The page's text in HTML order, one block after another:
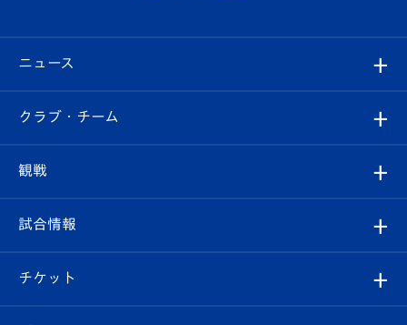
ニュース
すべて
クラブ
試合情報
クラブ・チーム
クラブ概要
エンブレム紹介
観戦
観戦ルール
はじめての観戦ガイド
試合情報
試合日程/結果
チケット